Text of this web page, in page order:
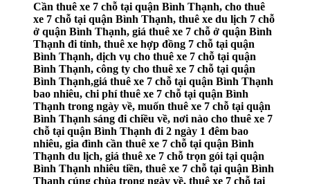
Cần thuê xe 7 chỗ tại quận Bình Thạnh, cho thuê
xe 7 chỗ tại quận Bình Thạnh, thuê xe du lịch 7 chỗ
ở quận Bình Thạnh, giá thuê xe 7 chỗ ở quận Bình
Thạnh đi tỉnh, thuê xe hợp đồng 7 chỗ tại quận
Bình Thạnh, dịch vụ cho thuê xe 7 chỗ tại quận
Bình Thạnh, công ty cho thuê xe 7 chỗ tại quận
Bình Thạnh,giá thuê xe 7 chỗ tại quận Bình Thạnh
bao nhiêu, chi phí thuê xe 7 chỗ tại quận Bình
Thạnh trong ngày về, muốn thuê xe 7 chỗ tại quận
Bình Thạnh sáng đi chiều về, nơi nào cho thuê xe 7
chỗ tại quận Bình Thạnh đi 2 ngày 1 đêm bao
nhiêu, gia đình cần thuê xe 7 chỗ tại quận Bình
Thạnh du lịch, giá thuê xe 7 chỗ trọn gói tại quận
Bình Thạnh nhiêu tiền, thuê xe 7 chỗ tại quận Bình
Thạnh cúng chùa trong ngày về, thuê xe 7 chỗ tại